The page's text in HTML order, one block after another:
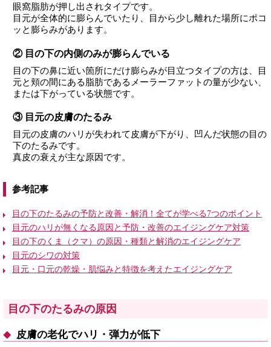
眼窩脂肪が押し出されタイプです。
目元が全体的に膨らんでいたり、目から少し離れた場所にポコ
ッと膨らみがあります。
② 目の下の内側のみが膨らんでいる
目の下の鼻に近い箇所にだけ膨らみが目立つタイプの方は、目
元と頬の間にある脂肪であるメーラーファットの量が少ない、
または下がっている状態です。
③ 目元の皮膚のたるみ
目元の皮膚のハリが失われて皮膚が下がり、凹んだ状態の目の
下のたるみです。
真皮の衰えが主な原因です。
参考記事
目の下のたるみの予防と改善・解消！全てが学べる7つのポイント
目元のハリが無くなる原因と予防・改善のエイジングケア対策
目の下のくま（クマ）の原因・種類と解消のエイジングケア
目元のシワの対策
目元・口元の乾燥・肌悩みと特徴を考えたエイジングケア
目の下のたるみの原因
皮膚の老化でハリ・弾力が低下